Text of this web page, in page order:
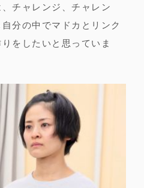
チャレンジ、チャレン
分の中でマドカとリンク
をしたいと思っていま